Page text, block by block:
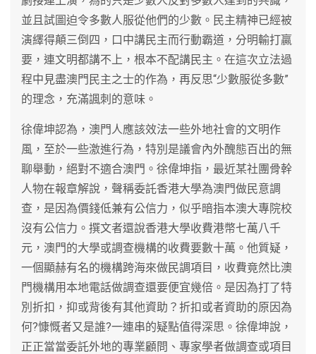
並且試圖迫令多數人服從他們的少數。民主精神已經被
演繹得顛三倒四，口中講民主而行動霸道，分明輸打贏
要，連文明都講不上，根本不配講民主。在這次立法過
程中見盡澳門民主之士的作為，再反思“少數服從多數”
的理念，充滿諷刺的意味。
徐偉坤認為，澳門人應該效法一些外地社會的文明作
風，至於一些激進行為，特別是議會內外醜態百出的無
聊舉動，絕對不適合澳門。徐偉坤指，最近某社團骨幹
人物在報章解說，聲稱委託香港大學為澳門做民意調
查，是因為價錢低兼有公信力，似乎暗指本澳大專院校
沒有公信力。撰文者還說香港大學收費港幣七萬八千
元，澳門的大學或調查機構的收費要數十萬。他質疑，
一個顯赫有名的機構跨海來做民調項目，收費竟然比澳
門機構用本地電話做調查還要便宜幾倍。是因為打了特
別折扣，抑或背後有其他資助？折扣或者資助的原因為
何?慷慨者又是誰?一連串的疑點值得深思。徐偉坤說，
正正當當委託外地的專業顧問、專家學者做調查或項目